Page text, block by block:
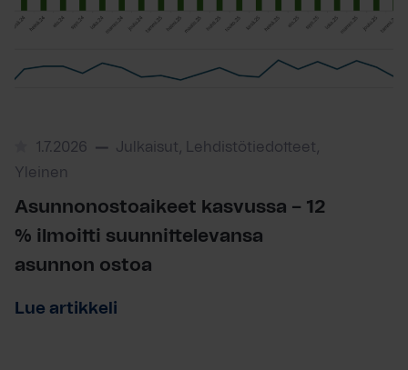
1.7.2026
Julkaisut, Lehdistötiedotteet,
Yleinen
Asunnonostoaikeet kasvussa – 12
% ilmoitti suunnittelevansa
asunnon ostoa
Lue artikkeli